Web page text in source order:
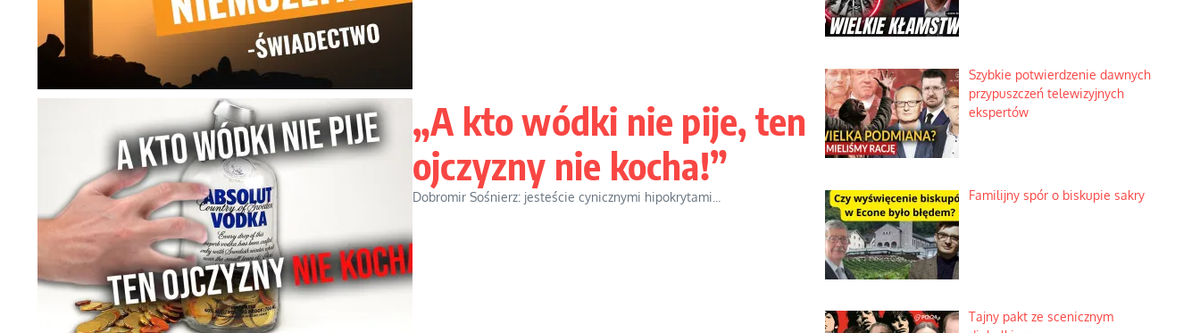
„A kto wódki nie pije, ten
ojczyzny nie kocha!”
Dobromir Sośnierz: jesteście cynicznymi hipokrytami...
Szybkie potwierdzenie dawnych
przypuszczeń telewizyjnych
ekspertów
Familijny spór o biskupie sakry
Tajny pakt ze scenicznym